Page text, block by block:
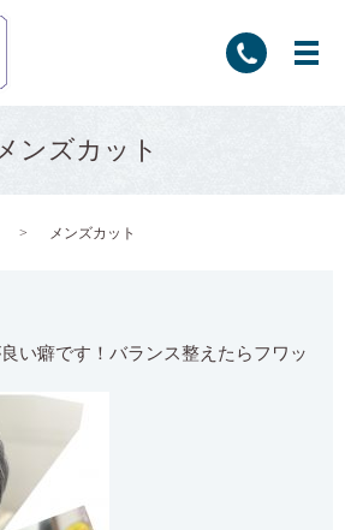
ンズカット
メンズカット
い癖です！バランス整えたらフワッ